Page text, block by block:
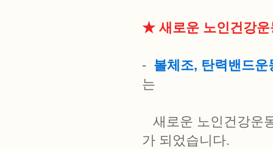
★ 새로운 노인건강
- 볼체조, 탄력밴드
는
새로운 노인건강운
가 되었습니다.